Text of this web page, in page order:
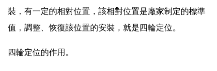
裝，有一定的相對位置，該相對位置是廠家制定的標準
值，調整、恢復該位置的安裝，就是四輪定位。
四輪定位的作用。